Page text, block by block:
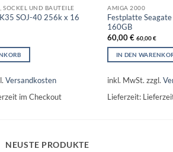
SOCKEL UND BAUTEILE
SOJ-40 256k x 16
Versandkosten
im Checkout
AMIGA 2000
Festplatte
160GB
60,00€ 60,00€
IN DEN
inkl. MwSt. zzgl.
Lieferzeit:
NEUSTE PRODUKTE